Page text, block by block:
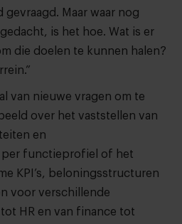
Maar waar nog
is het hoe. Wat is er
die doelen te kunnen halen?
van nieuwe vragen om te
over het vaststellen van
en
functieprofiel of het
KPI’s, beloningsstructuren
voor verschillende
HR en van finance tot